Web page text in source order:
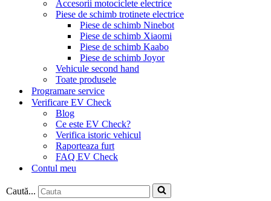
Accesorii motociclete electrice
Piese de schimb trotinete electrice
Piese de schimb Ninebot
Piese de schimb Xiaomi
Piese de schimb Kaabo
Piese de schimb Joyor
Vehicule second hand
Toate produsele
Programare service
Verificare EV Check
Blog
Ce este EV Check?
Verifica istoric vehicul
Raporteaza furt
FAQ EV Check
Contul meu
Caută...